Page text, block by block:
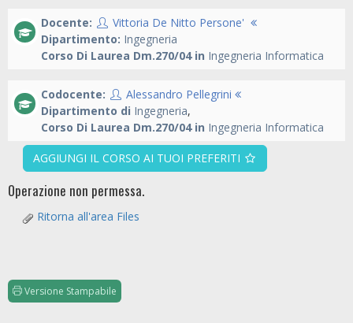
Docente:
Vittoria De Nitto Persone'
Dipartimento: Ingegneria
Corso Di Laurea Dm.270/04 in Ingegneria Informatica
Codocente:
Alessandro Pellegrini
Dipartimento di Ingegneria,
Corso Di Laurea Dm.270/04 in Ingegneria Informatica
AGGIUNGI IL CORSO AI TUOI PREFERITI
Operazione non permessa.
Ritorna all'area Files
Versione Stampabile